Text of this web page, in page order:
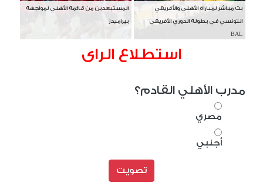
بث مباشر لمباراة الأهلي والأفريقي
التونسي في بطولة الدوري الأفريقي
BAL
المستبعدين من قائمة الأهلي لمواجهة
بيراميدز
استطلاع الراى
مدرب الأهلي القادم؟
مصري
أجنبي
تصويت